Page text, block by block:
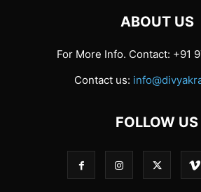
ABOUT US
For More Info. Contact: +91
Contact us:
FOLLOW US